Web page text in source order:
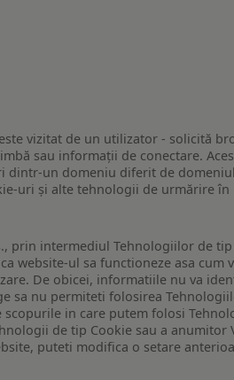
vizitat de un utilizator - solicită
sau informații de conectare.
un domeniu diferit de
uri și alte tehnologii de urmărire în
prin intermediul Tehnologiilor de
website-ul sa functioneze asa cum
De obicei, informatiile nu va
sa nu permiteti folosirea
in care putem folosi
de tip Cookie sau a
puteti modifica o setare